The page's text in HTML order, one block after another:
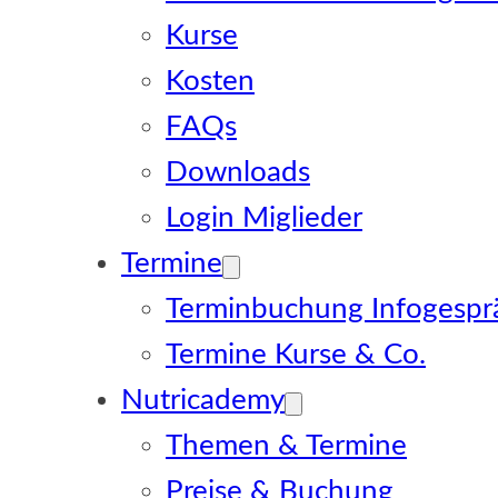
Kurse
Kosten
FAQs
Downloads
Login Miglieder
Termine
Terminbuchung
Termine Kurse & Co.
Nutricademy
Themen & Termine
Preise & Buchung